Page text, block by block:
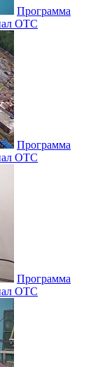
Программа
ОТС
Программа
ОТС
Программа
ОТС